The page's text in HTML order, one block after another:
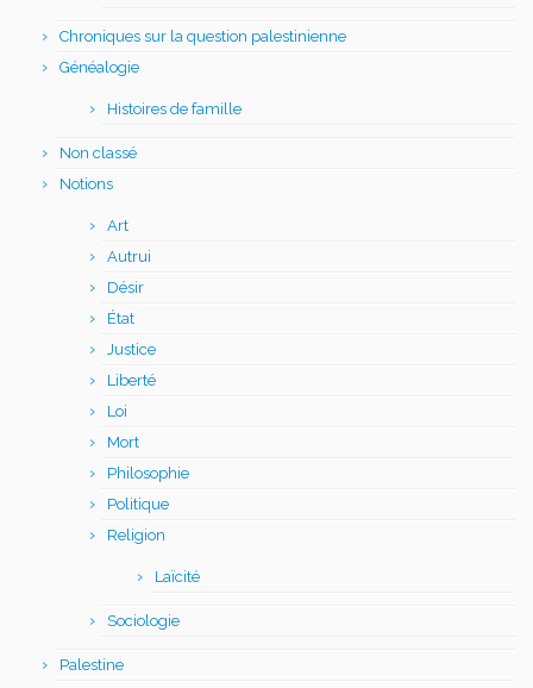
Chroniques sur la question palestinienne
Généalogie
Histoires de famille
Non classé
Notions
Art
Autrui
Désir
État
Justice
Liberté
Loi
Mort
Philosophie
Politique
Religion
Laïcité
Sociologie
Palestine